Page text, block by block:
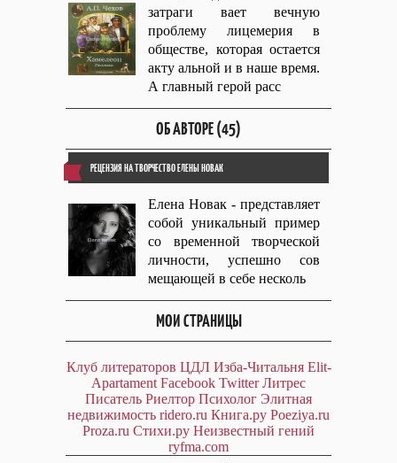
затраги вает вечную
проблему лицемерия в
обществе, которая остается
акту альной и в наше время.
А главный герой расс
ОБ АВТОРЕ (45)
РЕЦЕНЗИЯ НА ТВОРЧЕСТВО ЕЛЕНЫ НОВАК
Елена Новак - представляет
собой уникальный пример
со временной творческой
личности, успешно сов
мещающей в себе несколь
МОИ СТРАНИЦЫ
Клуб литераторов ЦДЛ Изба-Читальня Elit-
Apartament Facebook Twitter Литрес
Писатель Риелтор Психолог Элитная
недвижимость ridero.ru Книга.ру Poeziya.ru
Proza.ru Стихи.ру Неизвестный гений
ryfma.com